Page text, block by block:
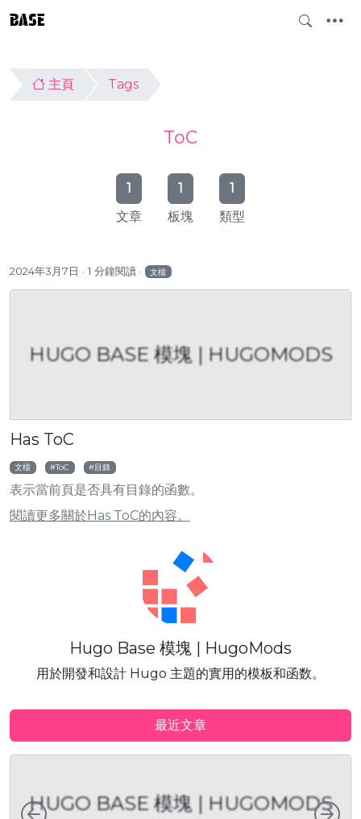
BASE
主頁 Tags
ToC
1
文章
1
板塊
1
類型
2024年3月7日 1 分鐘閱讀 文檔
HUGO BASE 模塊 | HUGOMODS
Has ToC
文檔 ToC 目錄
表示當前頁是否具有目錄的函數。
閱讀更多關於Has ToC的內容。
Hugo Base 模塊 | HugoMods
用於開發和設計 Hugo 主題的實用的模板和函数。
最近文章
HUGO BASE 模塊 | HUGOMODS
向左 向